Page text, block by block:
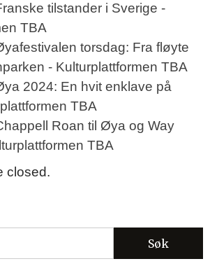
tilstander i Sverige -
TBA
torsdag: Fra fløyte
- Kulturplattformen TBA
2024: En hvit enklave på
TBA
Roan til Øya og Way
TBA
closed.